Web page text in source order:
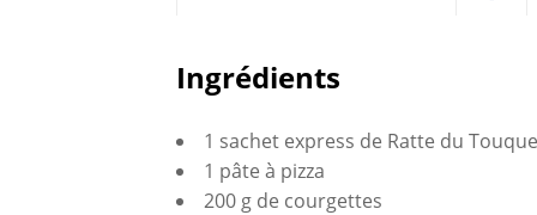
Ingrédients
1 sachet express de Ratte du
1 pâte à pizza
200 g de courgettes